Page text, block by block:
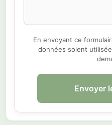
En envoyant ce
données soient
Envoyer